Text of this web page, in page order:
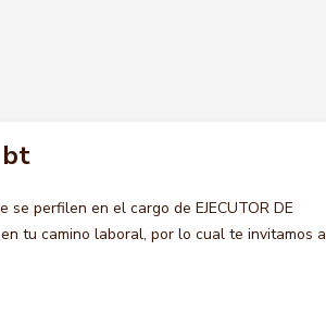
bt
perfilen en el cargo de EJECUTOR DE
tu camino laboral, por lo cual te invitamos